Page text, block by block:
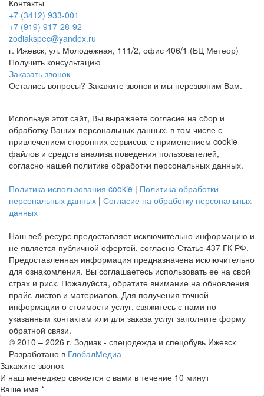
Контакты
+7 (3412) 933-001
+7 (919) 917-28-92
zodiakspec@yandex.ru
г. Ижевск, ул. Молодежная, 111/2, офис 406/1 (БЦ Метеор)
Получить консультацию
Заказать звонок
Остались вопросы? Закажите звонок и мы перезвоним Вам.
Используя этот сайт, Вы выражаете согласие на сбор и
обработку Ваших персональных данных, в том числе с
привлечением сторонних сервисов, с применением cookie-
файлов и средств анализа поведения пользователей,
согласно нашей политике обработки персональных данных.
Политика использования cookie | Политика обработки
персональных данных | Согласие на обработку персональных
данных
Наш веб-ресурс предоставляет исключительно информацию и
не является публичной офертой, согласно Статье 437 ГК РФ.
Предоставленная информация предназначена исключительно
для ознакомления. Вы соглашаетесь использовать ее на свой
страх и риск. Пожалуйста, обратите внимание на обновления
прайс-листов и материалов. Для получения точной
информации о стоимости услуг, свяжитесь с нами по
указанным контактам или для заказа услуг заполните форму
обратной связи.
© 2010 – 2026 г. Зодиак - спецодежда и спецобувь Ижевск
Разработано в ГлобалМедиа
Закажите звонок
И наш менеджер свяжется с вами в течение 10 минут
Ваше имя *